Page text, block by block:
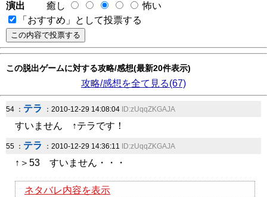
演出
癒し
怖い
「おすすめ」として投票する
この脱出ゲームに対する攻略/感想(最新20件表示)
攻略/感想を全て見る(67)
54 ： テラ ：2010-12-29 14:08:04 ID:zUqqZKGAJA
すいません ↑テラです！
55 ： テラ ：2010-12-29 14:36:11 ID:zUqqZKGAJA
↑＞53 すいません・・・
ネタバレ内容を表示